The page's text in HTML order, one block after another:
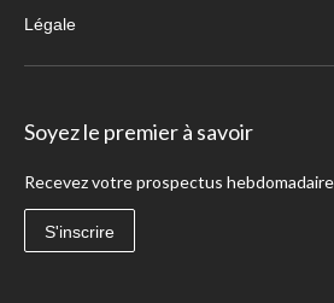
Légale
Soyez le premier à savoir
Recevez votre prospectus
S'inscrire